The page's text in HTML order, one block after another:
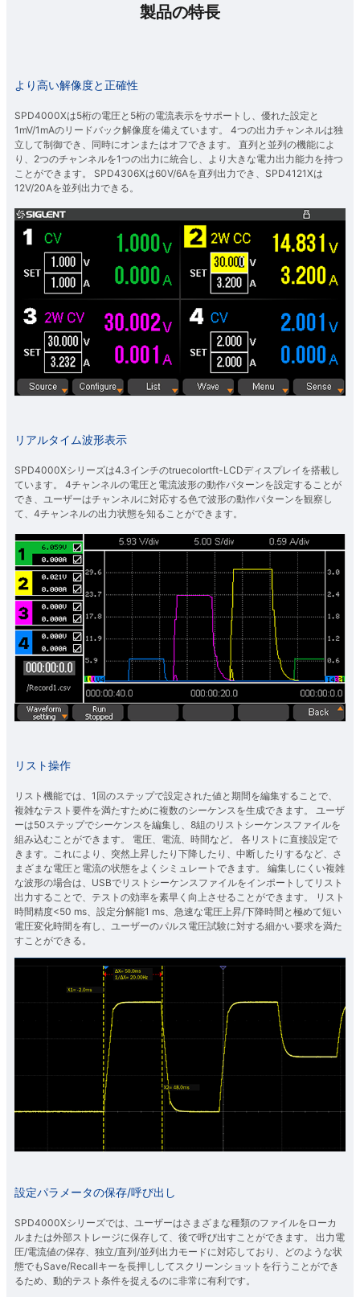
製品の特長
より高い解像度と正確性
SPD4000Xは5桁の電圧と5桁の電流表示をサポートし、優れた設定と
1mV/1mAのリードバック解像度を備えています。 4つの出力チャンネルは独
立して制御でき、同時にオンまたはオフできます。 直列と並列の機能によ
り、2つのチャンネルを1つの出力に統合し、より大きな電力出力能力を持つ
ことができます。 SPD4306Xは60V/6Aを直列出力でき、SPD4121Xは
12V/20Aを並列出力できる。
リアルタイム波形表示
SPD4000Xシリーズは4.3インチのtruecolortft-LCDディスプレイを搭載し
ています。 4チャンネルの電圧と電流波形の動作パターンを設定することが
でき、ユーザーはチャンネルに対応する色で波形の動作パターンを観察し
て、4チャンネルの出力状態を知ることができます。
リスト操作
リスト機能では、1回のステップで設定された値と期間を編集することで、
複雑なテスト要件を満たすために複数のシーケンスを生成できます。 ユーザ
ーは50ステップでシーケンスを編集し、8組のリストシーケンスファイルを
組み込むことができます。 電圧、電流、時間など。 各リストに直接設定で
きます。これにより、突然上昇したり下降したり、中断したりするなど、さ
まざまな電圧と電流の状態をよくシミュレートできます。 編集しにくい複雑
な波形の場合は、USBでリストシーケンスファイルをインポートしてリスト
出力することで、テストの効率を素早く向上させることができます。 リスト
時間精度<50 ms、設定分解能1 ms、急速な電圧上昇/下降時間と極めて短い
電圧変化時間を有し、ユーザーのパルス電圧試験に対する細かい要求を満た
すことができる。
設定パラメータの保存/呼び出し
SPD4000Xシリーズでは、ユーザーはさまざまな種類のファイルをローカ
ルまたは外部ストレージに保存して、後で呼び出すことができます。 出力電
圧/電流値の保存、独立/直列/並列出力モードに対応しており、どのような状
態でもSave/Recallキーを長押ししてスクリーンショットを行うことができ
るため、動的テスト条件を捉えるのに非常に有利です。